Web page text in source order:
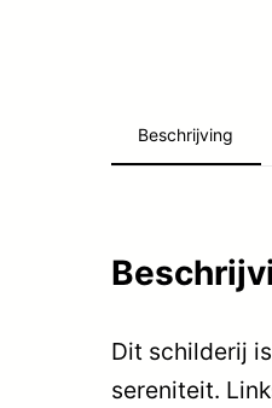
Beschrijving
Dit schilderij
sereniteit.